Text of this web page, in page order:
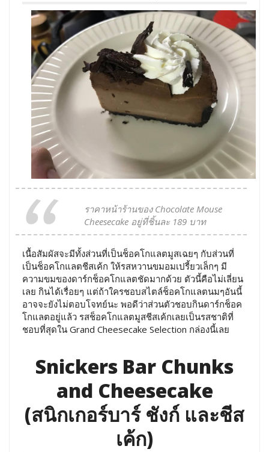
ราคาหน้าร้านของ Chocolate Mouse
Cheesecake อยู่ที่ชิ้นละ 189 บาท
เนื้อสัมผัสจะมีทั้งส่วนที่เป็นช็อคโกแลตมูสเฉยๆ กับส่วนที่
เป็นช็อคโกแลตชีสเค้ก ให้รสหวานขมอมเปรี้ยวเล็กๆ มี
ความขมของดาร์กช็อคโกแลตชัดมากด้วย ตัวนี้คือไม่เลี่ยน
เลย กินได้เรื่อยๆ แต่ถ้าใครชอบสไตล์ช็อคโกแลตนมๆอันนี้
อาจจะยังไม่ตอบโจทย์นะ พอดีว่าส่วนตัวชอบกินดาร์กช็อค
โกแลตอยู่แล้ว รสช็อคโกแลตมูสชีสเค้กเลยเป็นรสชาติที่
ชอบที่สุดใน Grand Cheesecake Selection กล่องนี้เลย
Snickers Bar Chunks
and Cheesecake
(สนิกเกอร์บาร์ ชังก์ และชีส
เค้ก)